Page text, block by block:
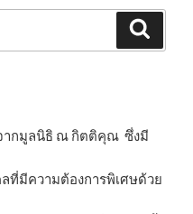
ากมูลนิธิ ณ กิตติคุณ ซึ่งมี
ที่มีความต้องการพิเศษด้วย